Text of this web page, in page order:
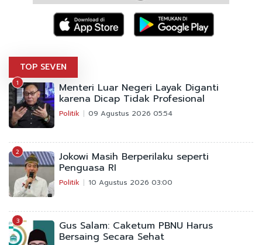
TOP SEVEN
1 Menteri Luar Negeri Layak Diganti
karena Dicap Tidak Profesional
Politik 09 Agustus 2026 05:54
2 Jokowi Masih Berperilaku seperti
Penguasa RI
Politik 10 Agustus 2026 03:00
3 Gus Salam: Caketum PBNU Harus
Bersaing Secara Sehat